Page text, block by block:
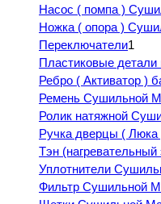
Насос ( помпа )
Ножка ( опора )
Переключатели1
Пластиковые
Ребро ( Активатор )
Ремень Сушильной
Ролик натяжной
Ручка дверцы (
Тэн
Уплотнители
Фильтр Сушильной